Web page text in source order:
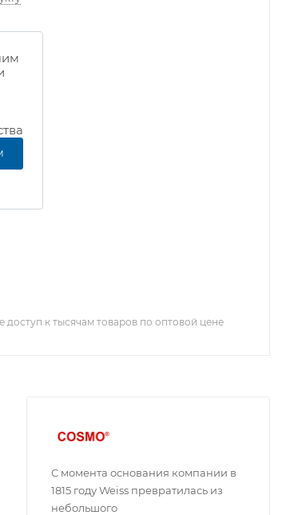
доступ к тысячам товаров по оптовой цене
С момента основания компании в
1815 году Weiss превратилась из
небольшого